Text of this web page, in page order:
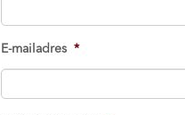
E-mailadres *